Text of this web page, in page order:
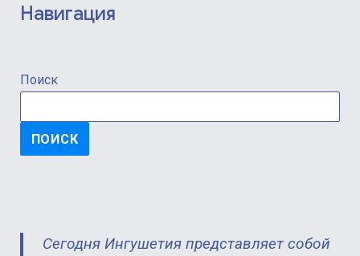
Навигация
Поиск
ПОИСК
Сегодня Ингушетия представляет собой